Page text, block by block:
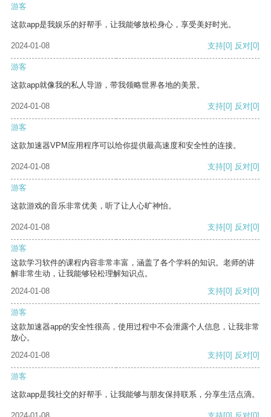
游客
这款app是我娱乐的好帮手，让我能够放松身心，享受美好时光。
2024-01-08 支持[0] 反对[0]
游客
这款app就像我的私人导游，带我领略世界各地的美景。
2024-01-08 支持[0] 反对[0]
游客
这款加速器VPM应用程序可以给你提供最高速度和安全性的连接。
2024-01-08 支持[0] 反对[0]
游客
这款游戏的音乐非常优美，听了让人心旷神怡。
2024-01-08 支持[0] 反对[0]
游客
这款学习软件的课程内容非常丰富，涵盖了各个学科的知识。老师的讲
解非常生动，让我能够轻松理解知识点。
2024-01-08
支持[0] 反对[0]
游客
这款加速器app的安全性很高，使用过程中不会泄露个人信息，让我非常
放心。
2024-01-08
支持[0] 反对[0]
游客
这款app是我社交的好帮手，让我能够与朋友保持联系，分享生活点滴。